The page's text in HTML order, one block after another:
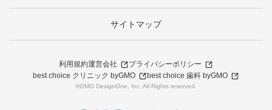
サイトマップ
利用規約運営会社
プライバシーポリシー
best choice クリニック byGMO
best choice 歯科 byGMO
©GMO DesignOne, Inc. All Rights reserved.